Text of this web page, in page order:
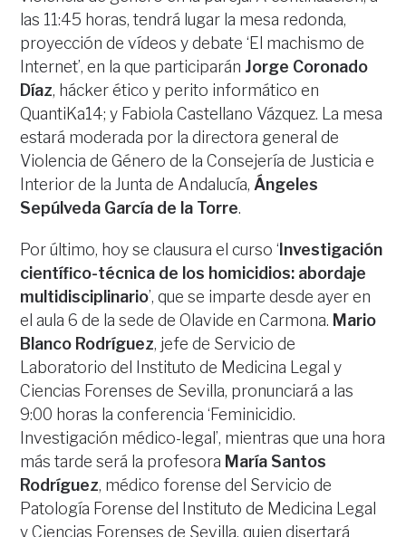
las 11:45 horas, tendrá lugar la mesa redonda,
proyección de vídeos y debate ‘El machismo de
Internet’, en la que participarán Jorge Coronado
Díaz, hácker ético y perito informático en
QuantiKa14; y Fabiola Castellano Vázquez. La mesa
estará moderada por la directora general de
Violencia de Género de la Consejería de Justicia e
Interior de la Junta de Andalucía, Ángeles
Sepúlveda García de la Torre.
Por último, hoy se clausura el curso ‘ Investigación
científico-técnica de los homicidios: abordaje
multidisciplinario’, que se imparte desde ayer en
el aula 6 de la sede de Olavide en Carmona. Mario
Blanco Rodríguez, jefe de Servicio de
Laboratorio del Instituto de Medicina Legal y
Ciencias Forenses de Sevilla, pronunciará a las
9:00 horas la conferencia ‘Feminicidio.
Investigación médico-legal’, mientras que una hora
más tarde será la profesora María Santos
Rodríguez, médico forense del Servicio de
Patología Forense del Instituto de Medicina Legal
y Ciencias Forenses de Sevilla, quien disertará